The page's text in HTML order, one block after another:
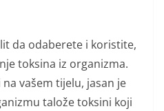
da odaberete i koristite,
toksina iz organizma.
vašem tijelu, jasan je
talože toksini koji